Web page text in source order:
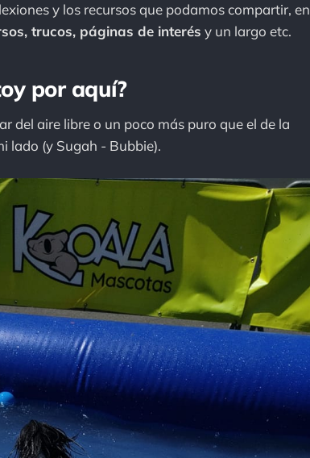
y los recursos que podamos compartir, en
trucos, páginas de interés y un largo etc.
por aquí?
del aire libre o un poco más puro que el de la
lado (y Sugah - Bubbie).